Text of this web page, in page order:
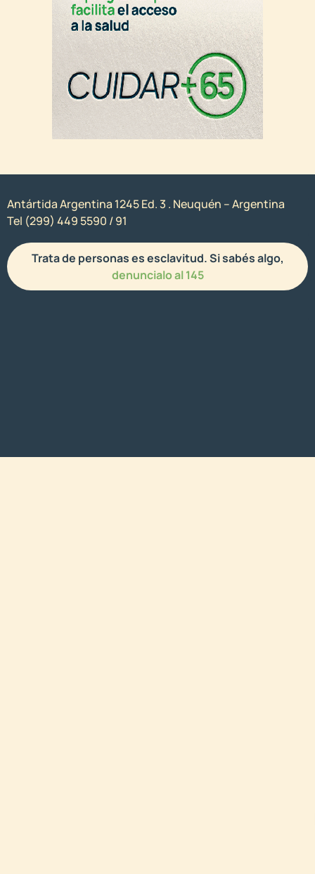
Antártida Argentina 1245 Ed. 3 . Neuquén – Argentina
Tel (299) 449 5590 / 91
Trata de personas es esclavitud. Si sabés algo,
denuncialo al 145